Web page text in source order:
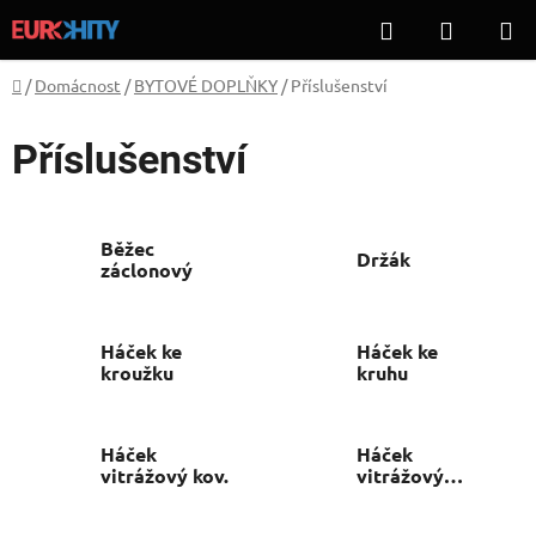
na
obsah
Hledat
KOŠÍK
Domů
/ Domácnost / BYTOVÉ DOPLŇKY / Příslušenství
Příslušenství
Běžec
záclonový
Držák
Háček ke
kroužku
Háček ke
kruhu
Háček
vitrážový kov.
Háček
vitrážový